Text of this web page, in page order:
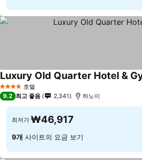
4 성급 호텔
Luxury Old Quarter Hotel &
9.2 최고 좋음 2,341 하노이
최저가 ₩46,917
9개 사이트의 요금 보기